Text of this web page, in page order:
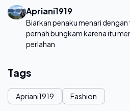
Apriani1919
Biarkan penaku menari
pernah bungkam karena itu
perlahan
Tags
Apriani1919 Fashion